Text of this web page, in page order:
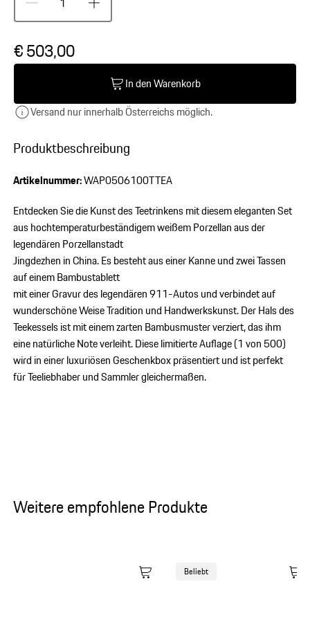
Produktbeschreibung
Artikelnummer:WAP0506100TTEA
Entdecken Sie die Kunst des Teetrinkens mit diesem eleganten Set
aus hochtemperaturbeständigem weißem Porzellan aus der
legendären Porzellanstadt
Jingdezhen in China. Es besteht aus einer Kanne und zwei Tassen
auf einem Bambustablett
mit einer Gravur des legendären 911-Autos und verbindet auf
wunderschöne Weise Tradition und Handwerkskunst. Der Hals des
Teekessels ist mit einem zarten Bambusmuster verziert, das ihm
eine natürliche Note verleiht. Diese limitierte Auflage (1 von 500)
wird in einer luxuriösen Geschenkbox präsentiert und ist perfekt
für Teeliebhaber und Sammler gleichermaßen.
€ 503,00
In den Warenkorb
Versand nur innerhalb Österreichs möglich.
Weitere empfohlene Produkte
Beliebt